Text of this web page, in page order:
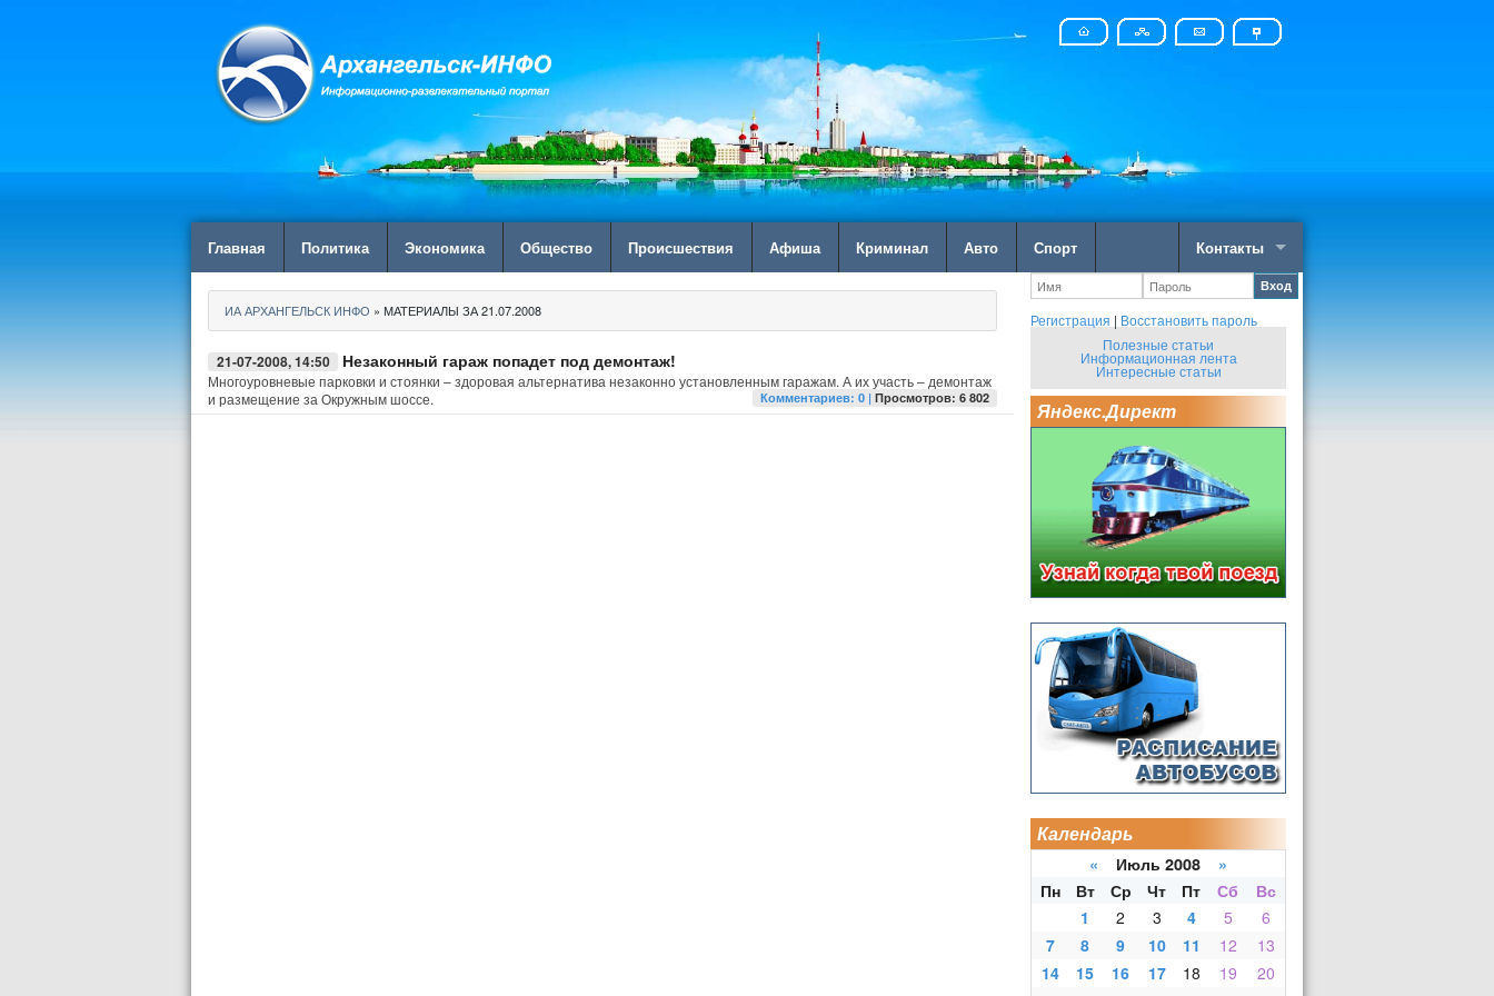
Главная Политика Экономика Общество Происшествия Афиша Криминал Авто Спорт Контакты
ИА АРХАНГЕЛЬСК ИНФО » МАТЕРИАЛЫ ЗА 21.07.2008
21-07-2008, 14:50 Незаконный гараж попадет под демонтаж!
Многоуровневые парковки и стоянки – здоровая альтернатива незаконно установленным гаражам. А их участь – демонтаж
и размещение за Окружным шоссе.
Комментариев: 0 |Просмотров: 6 802
Вход
Регистрация | Восстановить пароль
Полезные статьи
Информационная лента
Интересные статьи
Яндекс.Директ
Календарь
« Июль 2008 »
Пн
Вт Ср Чт Пт Сб
Вс
1
2 3 4 5
6
7
8 9 10 11 12
13
14
15 16 17 18 19
20